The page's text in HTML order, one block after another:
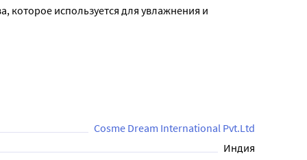
которое используется для увлажнения и
состав делает его безопасным для любого типа
Cosme Dream International Pvt.Ltd
Индия